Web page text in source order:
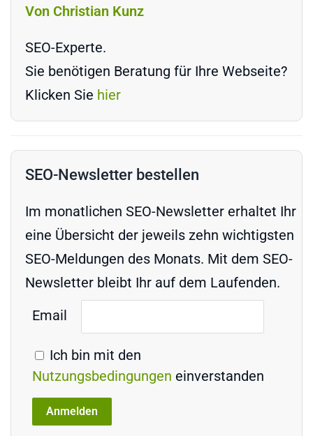
Von Christian Kunz
SEO-Experte.
Sie benötigen Beratung für Ihre Webseite?
Klicken Sie hier
SEO-Newsletter bestellen
Im monatlichen SEO-Newsletter erhaltet Ihr
eine Übersicht der jeweils zehn wichtigsten
SEO-Meldungen des Monats. Mit dem SEO-
Newsletter bleibt Ihr auf dem Laufenden.
Email
Ich bin mit den
Nutzungsbedingungen einverstanden